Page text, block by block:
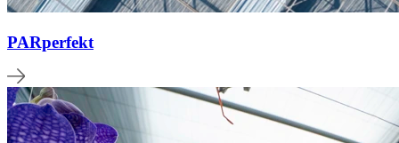
PARperfekt